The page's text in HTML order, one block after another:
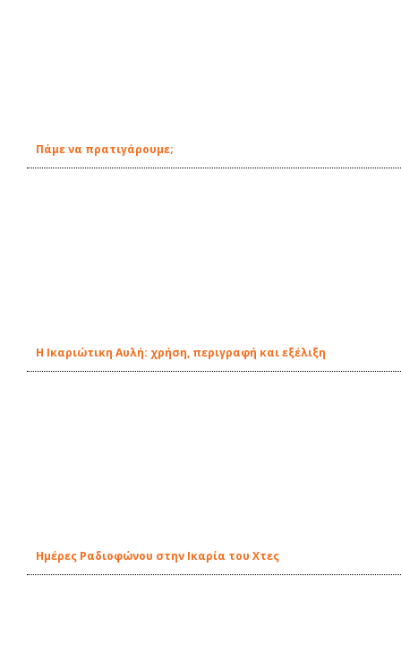
Πάμε να πρατιγάρουμε;
Η Ικαριώτικη Αυλή: χρήση, περιγραφή και εξέλιξη
Ημέρες Ραδιοφώνου στην Ικαρία του Χτες